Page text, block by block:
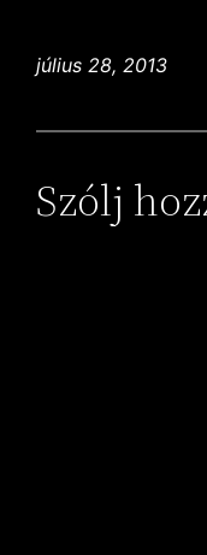
július 28, 2013
Szólj